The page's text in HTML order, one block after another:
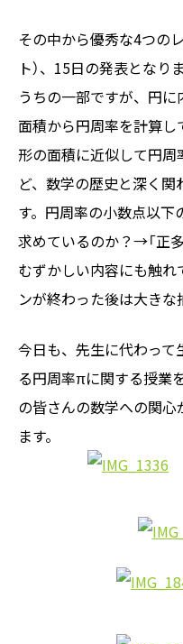
その中から優秀な4つの
ト）、15日の発表とな
うちの一部ですが、円
面積から円周率を計算
形の面積に近似して円
ど、数学の歴史と深く
す。円周率の小数点以下
求めているのか？→「正
むずかしい内容にも触
ンが終わった後は大きな
今日も、先生に代わって
る円周率πに関する授業
の皆さんの数学への関
ます。